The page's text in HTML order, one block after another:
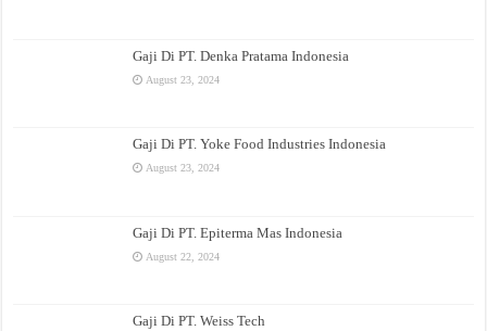
Gaji Di PT. Denka Pratama Indonesia
August 23, 2024
Gaji Di PT. Yoke Food Industries Indonesia
August 23, 2024
Gaji Di PT. Epiterma Mas Indonesia
August 22, 2024
Gaji Di PT. Weiss Tech